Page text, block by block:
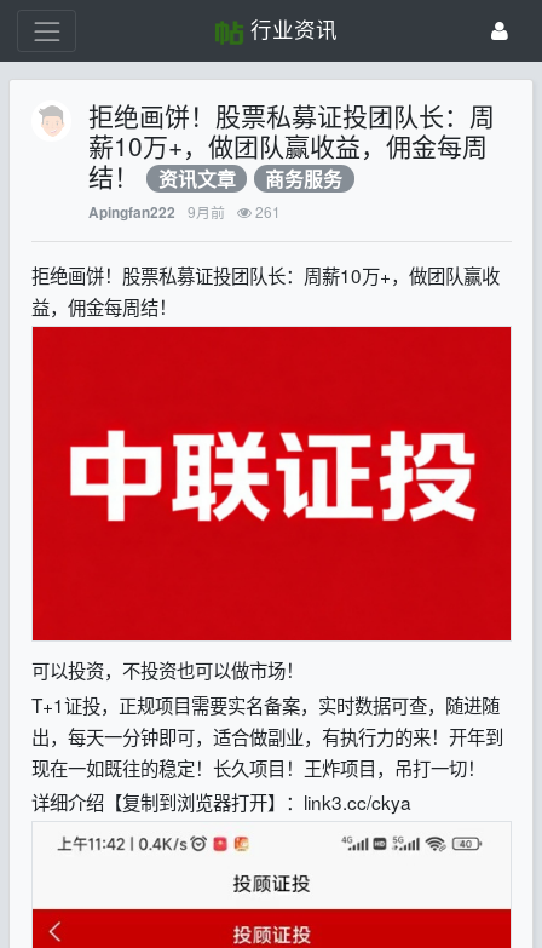
行业资讯
拒绝画饼！股票私募证投团队长：周
薪10万+，做团队赢收益，佣金每周
结！ 资讯文章 商务服务
Apingfan222 9月前 261
拒绝画饼！股票私募证投团队长：周薪10万+，做团队赢收
益，佣金每周结！
可以投资，不投资也可以做市场！
T+1证投，正规项目需要实名备案，实时数据可查，随进随
出，每天一分钟即可，适合做副业，有执行力的来！开年到
现在一如既往的稳定！长久项目！王炸项目，吊打一切！
详细介绍【复制到浏览器打开】：link3.cc/ckya